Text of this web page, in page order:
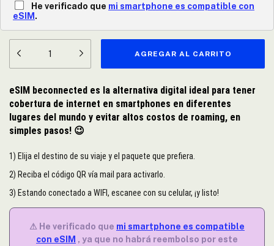
He verificado que mi smartphone es compatible con
eSIM .
eSIM beconnected es la alternativa digital ideal para tener
cobertura de internet en smartphones en diferentes
lugares del mundo y evitar altos costos de roaming, en
simples pasos! 😉
1) Elija el destino de su viaje y el paquete que prefiera.
2) Reciba el código QR vía mail para activarlo.
3) Estando conectado a WIFI, escanee con su celular, ¡y listo!
⚠ He verificado que mi smartphone es compatible
con eSIM , ya que no habrá reembolso por este